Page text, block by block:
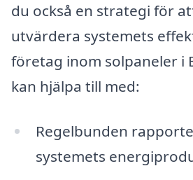
du också en strategi för
utvärdera systemets
företag inom solpaneler i
kan hjälpa till med:
Regelbunden
systemets